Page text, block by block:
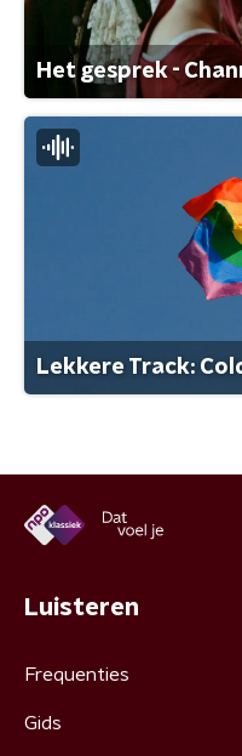
Het gesprek -
Lekkere Track:
Luisteren
Frequenties
Gids